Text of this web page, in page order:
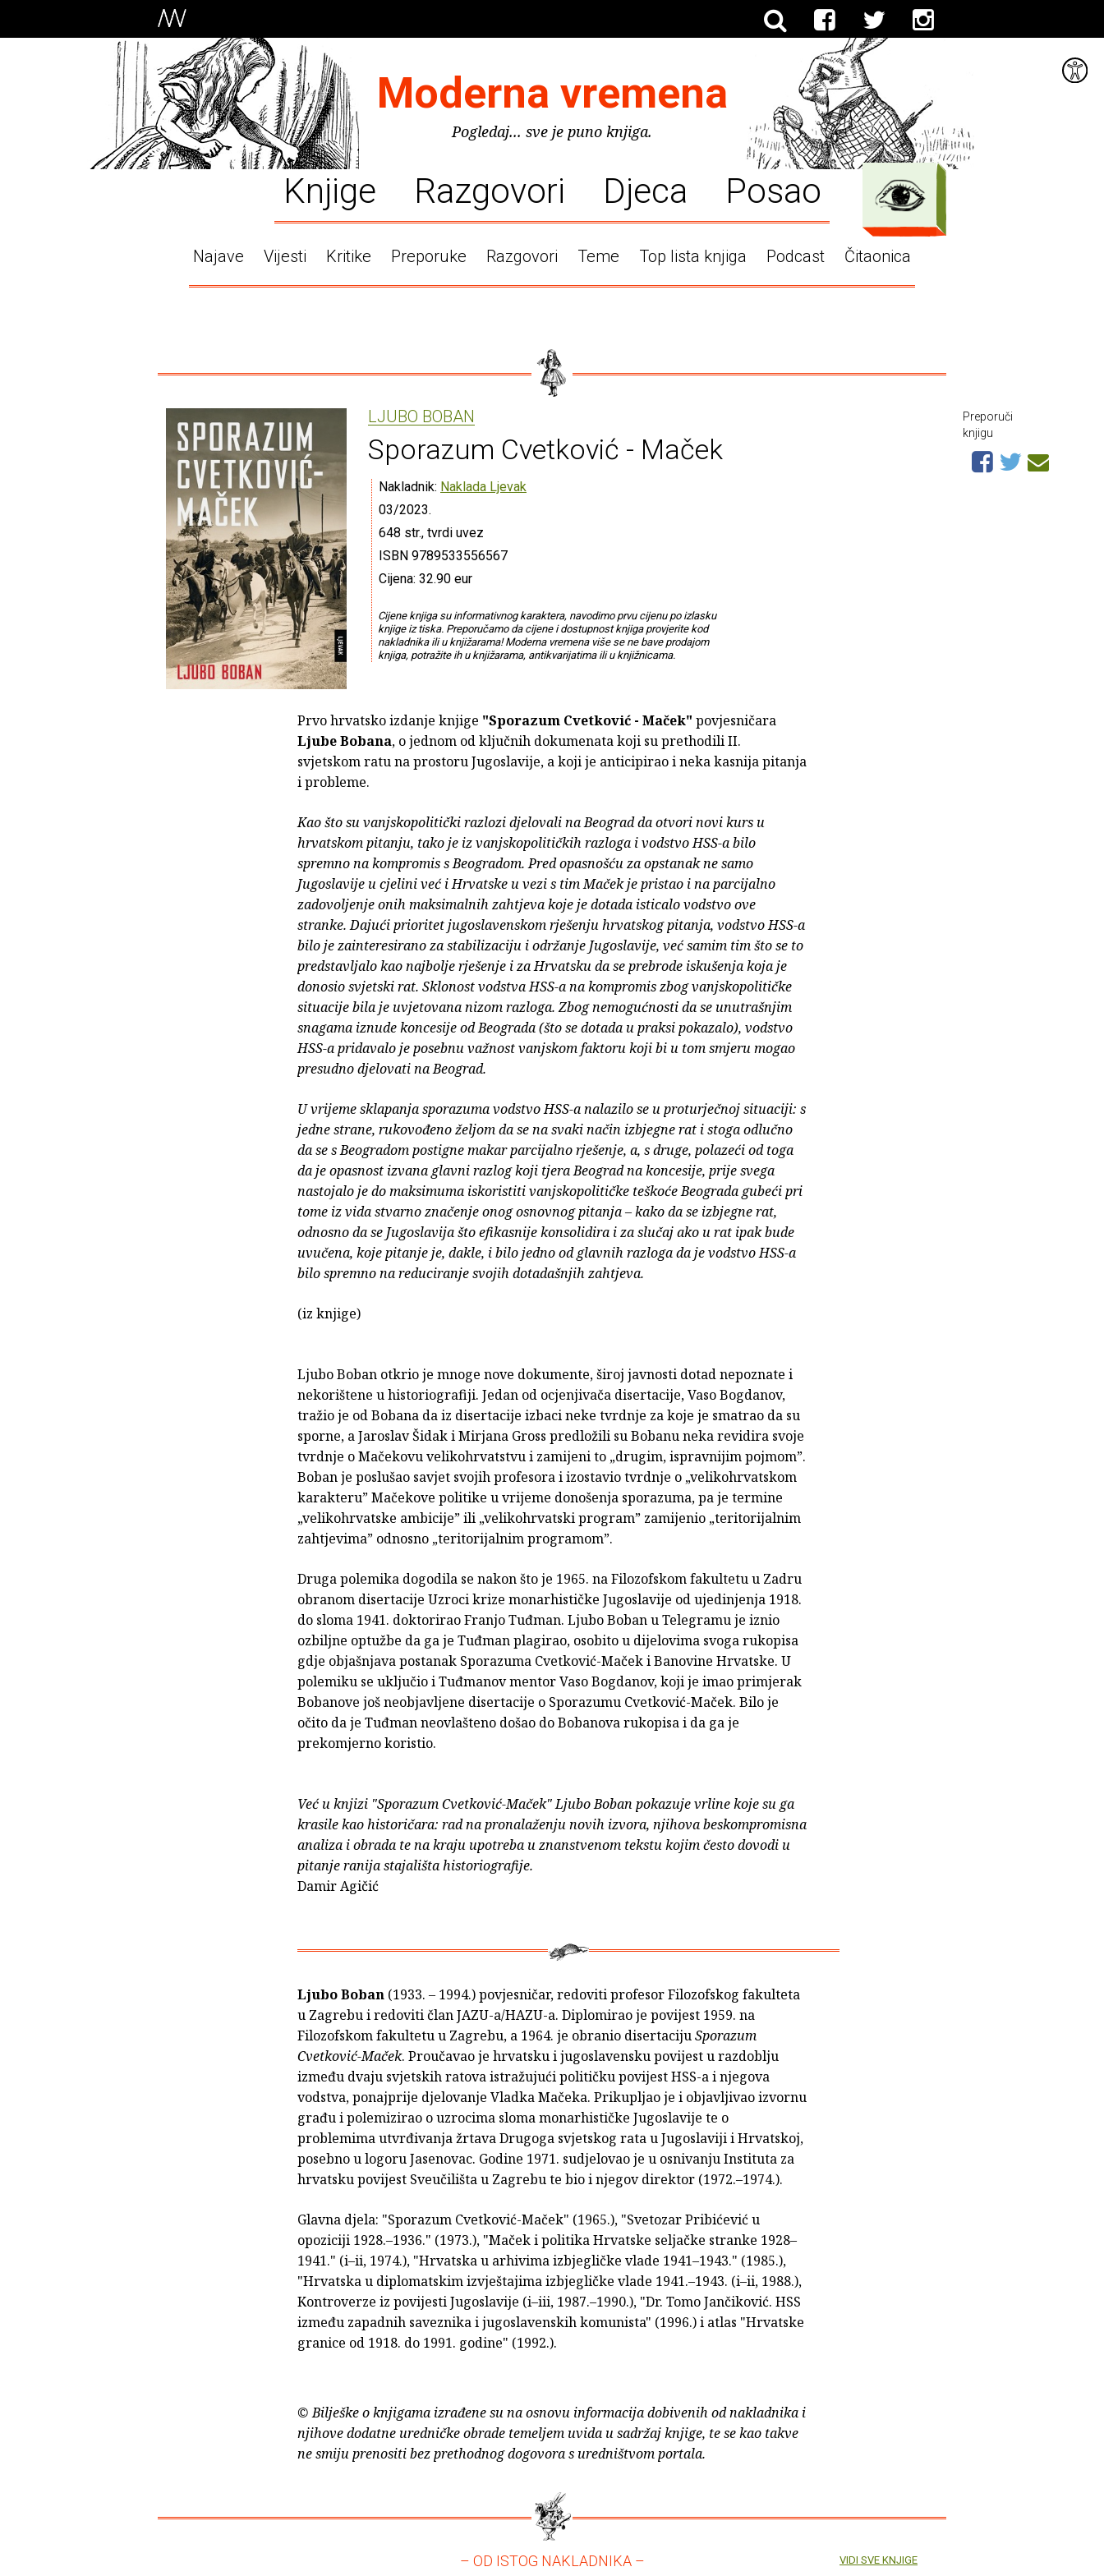
Moderna vremena
Pogledaj... sve je puno knjiga.
Knjige Razgovori Djeca Posao
Najave Vijesti Kritike Preporuke Razgovori Teme Top lista knjiga Podcast Čitaonica
LJUBO BOBAN
Sporazum Cvetković - Maček
Nakladnik: Naklada Ljevak
03/2023.
648 str., tvrdi uvez
ISBN 9789533556567
Cijena: 32.90 eur
Cijene knjiga su informativnog karaktera, navodimo prvu cijenu po izlasku
knjige iz tiska. Preporučamo da cijene i dostupnost knjiga provjerite kod
nakladnika ili u knjižarama! Moderna vremena više se ne bave prodajom
knjiga, potražite ih u knjižarama, antikvarijatima ili u knjižnicama.
Prvo hrvatsko izdanje knjige "Sporazum Cvetković - Maček" povjesničara
Ljube Bobana, o jednom od ključnih dokumenata koji su prethodili II.
svjetskom ratu na prostoru Jugoslavije, a koji je anticipirao i neka kasnija pitanja
i probleme.
Kao što su vanjskopolitički razlozi djelovali na Beograd da otvori novi kurs u
hrvatskom pitanju, tako je iz vanjskopolitičkih razloga i vodstvo HSS-a bilo
spremno na kompromis s Beogradom. Pred opasnošću za opstanak ne samo
Jugoslavije u cjelini već i Hrvatske u vezi s tim Maček je pristao i na parcijalno
zadovoljenje onih maksimalnih zahtjeva koje je dotada isticalo vodstvo ove
stranke. Dajući prioritet jugoslavenskom rješenju hrvatskog pitanja, vodstvo HSS-a
bilo je zainteresirano za stabilizaciju i održanje Jugoslavije, već samim tim što se to
predstavljalo kao najbolje rješenje i za Hrvatsku da se prebrode iskušenja koja je
donosio svjetski rat. Sklonost vodstva HSS-a na kompromis zbog vanjskopolitičke
situacije bila je uvjetovana nizom razloga. Zbog nemogućnosti da se unutrašnjim
snagama iznude koncesije od Beograda (što se dotada u praksi pokazalo), vodstvo
HSS-a pridavalo je posebnu važnost vanjskom faktoru koji bi u tom smjeru mogao
presudno djelovati na Beograd.
U vrijeme sklapanja sporazuma vodstvo HSS-a nalazilo se u proturječnoj situaciji: s
jedne strane, rukovođeno željom da se na svaki način izbjegne rat i stoga odlučno
da se s Beogradom postigne makar parcijalno rješenje, a, s druge, polazeći od toga
da je opasnost izvana glavni razlog koji tjera Beograd na koncesije, prije svega
nastojalo je do maksimuma iskoristiti vanjskopolitičke teškoće Beograda gubeći pri
tome iz vida stvarno značenje onog osnovnog pitanja – kako da se izbjegne rat,
odnosno da se Jugoslavija što efikasnije konsolidira i za slučaj ako u rat ipak bude
uvučena, koje pitanje je, dakle, i bilo jedno od glavnih razloga da je vodstvo HSS-a
bilo spremno na reduciranje svojih dotadašnjih zahtjeva.
(iz knjige)
Ljubo Boban otkrio je mnoge nove dokumente, široj javnosti dotad nepoznate i
nekorištene u historiografiji. Jedan od ocjenjivača disertacije, Vaso Bogdanov,
tražio je od Bobana da iz disertacije izbaci neke tvrdnje za koje je smatrao da su
sporne, a Jaroslav Šidak i Mirjana Gross predložili su Bobanu neka revidira svoje
tvrdnje o Mačekovu velikohrvatstvu i zamijeni to „drugim, ispravnijim pojmom”.
Boban je poslušao savjet svojih profesora i izostavio tvrdnje o „velikohrvatskom
karakteru” Mačekove politike u vrijeme donošenja sporazuma, pa je termine
„velikohrvatske ambicije” ili „velikohrvatski program” zamijenio „teritorijalnim
zahtjevima” odnosno „teritorijalnim programom”.
Druga polemika dogodila se nakon što je 1965. na Filozofskom fakultetu u Zadru
obranom disertacije Uzroci krize monarhističke Jugoslavije od ujedinjenja 1918.
do sloma 1941. doktorirao Franjo Tuđman. Ljubo Boban u Telegramu je iznio
ozbiljne optužbe da ga je Tuđman plagirao, osobito u dijelovima svoga rukopisa
gdje objašnjava postanak Sporazuma Cvetković-Maček i Banovine Hrvatske. U
polemiku se uključio i Tuđmanov mentor Vaso Bogdanov, koji je imao primjerak
Bobanove još neobjavljene disertacije o Sporazumu Cvetković-Maček. Bilo je
očito da je Tuđman neovlašteno došao do Bobanova rukopisa i da ga je
prekomjerno koristio.
Već u knjizi "Sporazum Cvetković-Maček" Ljubo Boban pokazuje vrline koje su ga
krasile kao historičara: rad na pronalaženju novih izvora, njihova beskompromisna
analiza i obrada te na kraju upotreba u znanstvenom tekstu kojim često dovodi u
pitanje ranija stajališta historiografije.
Damir Agičić
Ljubo Boban (1933. – 1994.) povjesničar, redoviti profesor Filozofskog fakulteta
u Zagrebu i redoviti član JAZU-a/HAZU-a. Diplomirao je povijest 1959. na
Filozofskom fakultetu u Zagrebu, a 1964. je obranio disertacijuSporazum
Cvetković-Maček. Proučavao je hrvatsku i jugoslavensku povijest u razdoblju
između dvaju svjetskih ratova istražujući političku povijest HSS-a i njegova
vodstva, ponajprije djelovanje Vladka Mačeka. Prikupljao je i objavljivao izvornu
građu i polemizirao o uzrocima sloma monarhističke Jugoslavije te o
problemima utvrđivanja žrtava Drugoga svjetskog rata u Jugoslaviji i Hrvatskoj,
posebno u logoru Jasenovac. Godine 1971. sudjelovao je u osnivanju Instituta za
hrvatsku povijest Sveučilišta u Zagrebu te bio i njegov direktor (1972.–1974.).
Glavna djela: "Sporazum Cvetković-Maček" (1965.), "Svetozar Pribićević u
opoziciji 1928.–1936." (1973.), "Maček i politika Hrvatske seljačke stranke 1928–
1941." (i–ii, 1974.), "Hrvatska u arhivima izbjegličke vlade 1941–1943." (1985.),
"Hrvatska u diplomatskim izvještajima izbjegličke vlade 1941.–1943. (i–ii, 1988.),
Kontroverze iz povijesti Jugoslavije (i–iii, 1987.–1990.), "Dr. Tomo Jančiković. HSS
između zapadnih saveznika i jugoslavenskih komunista" (1996.) i atlas "Hrvatske
granice od 1918. do 1991. godine" (1992.).
© Bilješke o knjigama izrađene su na osnovu informacija dobivenih od nakladnika i
njihove dodatne uredničke obrade temeljem uvida u sadržaj knjige, te se kao takve
ne smiju prenositi bez prethodnog dogovora s uredništvom portala.
Preporuči
knjigu
– OD ISTOG NAKLADNIKA – VIDI SVE KNJIGE